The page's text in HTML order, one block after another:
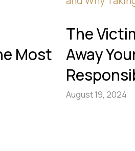
Most
The
Away
August 19, 2024